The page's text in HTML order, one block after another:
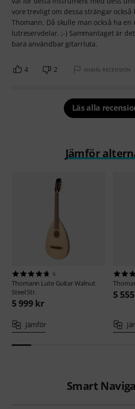
vore trevligt om dessa strängar
Thomann. Då skulle man också ha
lutreservdelar. ;-) Sammantaget är
bara användbar gitarrluta.
4 2 ANMÄL RECENSION
Läs alla
Jämför
6
Thomann Lute Guitar Walnut
Steel Str.
5 999 kr
Jämför
5
Smart